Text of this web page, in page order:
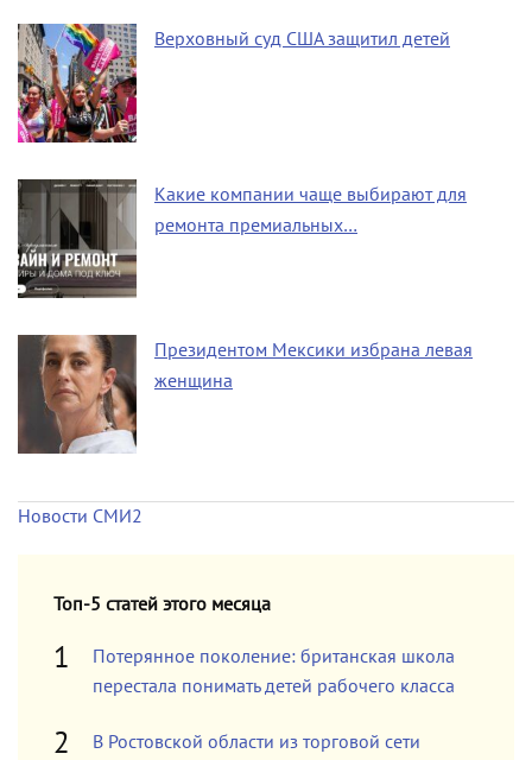
Верховный суд США защитил детей
Какие компании чаще выбирают для
ремонта премиальных…
Президентом Мексики избрана левая
женщина
Новости СМИ2
Топ-5 статей этого месяца
Потерянное поколение: британская школа
перестала понимать детей рабочего класса
В Ростовской области из торговой сети